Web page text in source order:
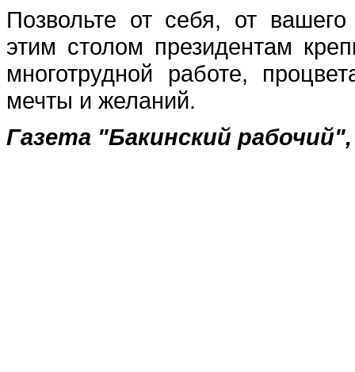
Позвольте от себя, от
этим столом президентам
многотрудной работе,
мечты и желаний.
Газета "Бакинский